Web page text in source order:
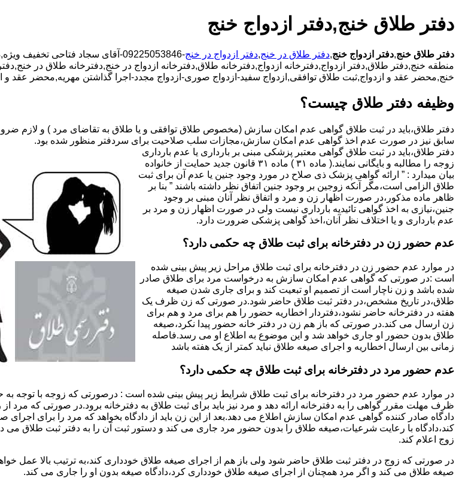
دفتر طلاق خنج,دفتر ازدواج خنج
دفتر طلاق خنج,دفتر ازدواج خنج,دفتر طلاق در خنج,دفتر ازدواج در خنج-09225053846-آقای سجاد فتاحی تخفیف ویژه,دفتر طلاق محدوده خنج,دفتر ازدواج محدوده خنج,
منطقه خنج,دفتر طلاق,دفتر ازدواج,دفترخانه ازدواج,دفترخانه طلاق,دفترخانه ازدواج در خنج,دفترخانه طلاق در
خنج,محضر عقد و ازدواج,ثبت طلاق توافقی,ازدواج سفید-ازدواج صوری-ازدواج مجدد-اجرا گذاشتن مهریه,محضر عقد و
وظیفه دفتر طلاق چیست؟
سابق نیز در صورت عدم اخذ گواهی عدم امکان سازش،مجازات سلب صلاحیت برای سردفتر منظور شده بود.
دفتر طلاق،باید در ثبت طلاق گواهی معتبر پزشکی مبنی بر بارداری یا عدم بارداری
زوجه را مطالبه و بایگانی نمایند.( ماده ۳۱ ) ماده ۳۱ قانون جدید حمایت از خانواده
بیان میدارد : ” ارائه گواهی پزشک ذی صلاح در مورد وجود جنین یا عدم آن برای ثبت
طلاق الزامی است،مگر آنکه زوجین بر وجود جنین اتفاق نظر داشته باشند ” بنا بر
ظاهر ماده مذکور،در صورت اظهار زن و مرد و اتفاق نظر آنان مبنی بر وجود
جنین،نیازی به اخذ گواهی تائیدیه بارداری نیست ولی در صورت اظهار زن و مرد بر
عدم بارداری و یا اختلاف نظر آنان،اخذ گواهی پزشکی ضرورت دارد.
عدم حضور زن در دفترخانه برای ثبت طلاق چه حکمی دارد؟
در موارد عدم حضور زن در دفترخانه برای ثبت طلاق مراحل زیر پیش بینی شده
است :در صورتی که گواهی عدم امکان سازش به درخواست مرد برای طلاق صادر
شده باشد و زن ناچار است از تصمیم او تبعیت کند و برای جاری شدن صیغه
طلاق،در تاریخ مشخص،در دفتر ثبت طلاق حاضر شود.در صورتی که زن ظرف یک
هفته در دفترخانه حاضر نشود،دفتردار اخطاریه حضور را هم برای مرد و هم برای
زن ارسال می کند.در صورتی که باز هم زن در دفتر خانه حضور پیدا نکرد،صیغه
طلاق بدون حضور او جاری خواهد شد و این موضوع به اطلاع او می رسد.فاصله
زمانی بین ارسال اخطاریه و اجرای صیغه طلاق نباید کمتر از یک هفته باشد
عدم حضور مرد در دفترخانه برای ثبت طلاق چه حکمی دارد؟
در موارد عدم حضور مرد در دفترخانه برای ثبت طلاق شرایط زیر پیش بینی شده است : درصورتی که زوجه با توجه
ظرف مهلت مقرر گواهی را به دفترخانه ارائه دهد و مرد نیز باید برای ثبت طلاق به دفترخانه برود.در صورتی که مرد
دادگاه صادر کننده گواهی عدم امکان سازش اطلاع می دهد.بعد از این زن باید از دادگاه بخواهد که مرد را برای
کند،دادگاه با رعایت شرعیات،صیغه طلاق را بدون حضور مرد جاری می کند و دستور ثبت آن را به دفتر ثبت طلاق می
زوج اعلام کند.
در صورتی که زوج در دفتر ثبت طلاق حاضر شود ولی باز هم از اجرای صیغه طلاق خودداری کند،به ترتیب بالا عمل
صیغه طلاق می کند و اگر مرد همچنان از اجرای صیغه طلاق خودداری کرد،دادگاه صیغه بدون او را جاری می کند.